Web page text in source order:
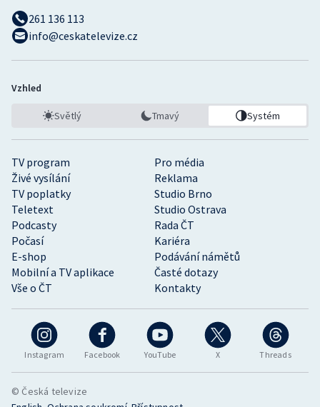
Instagram Facebook YouTube X Threads
TV program
Pro média
Živé vysílání
Reklama
TV poplatky
Studio Brno
Teletext
Studio Ostrava
Podcasty
Rada ČT
Počasí
Kariéra
E-shop
Podávání námětů
Mobilní a TV aplikace
Časté dotazy
Vše o ČT
Kontakty
261 136 113
info@ceskatelevize.cz
Vzhled
Světlý Tmavý Systém
© Česká televize